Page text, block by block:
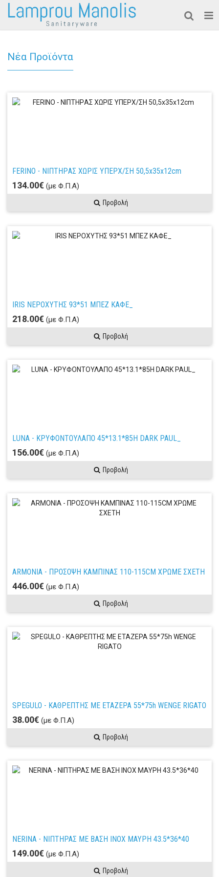
Νέα Προϊόντα
FERINO - ΝΙΠΤΗΡAΣ ΧΩΡΙΣ ΥΠΕΡΧ/ΣΗ 50,5x35x12cm
134.00€ (με Φ.Π.Α)
Προβολή
IRIS ΝΕΡΟΧΥΤΗΣ 93*51 ΜΠΕΖ ΚΑΦΕ_
218.00€ (με Φ.Π.Α)
Προβολή
LUNA - ΚΡΥΦΟΝΤΟΥΛΑΠΟ 45*13.1*85Η DARK PAUL_
156.00€ (με Φ.Π.Α)
Προβολή
ARMONIA - ΠΡΟΣΟΨΗ ΚΑΜΠΙΝΑΣ 110-115CM ΧΡΩΜΕ ΣΧΕΤΗ
446.00€ (με Φ.Π.Α)
Προβολή
SPEGULO - ΚΑΘΡΕΠΤΗΣ ΜΕ ΕΤΑΖΕΡΑ 55*75h WENGE RIGATO
38.00€ (με Φ.Π.Α)
Προβολή
NERINA - ΝΙΠΤΗΡΑΣ ΜΕ ΒΑΣΗ ΙΝΟΧ ΜΑΥΡΗ 43.5*36*40
149.00€ (με Φ.Π.Α)
Προβολή